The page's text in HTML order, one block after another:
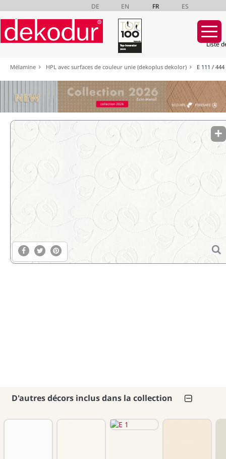
DE EN FR ES
Liste
contenu
Mélamine HPL avec surfaces de couleur unie (dekoplus dekolor) E 111 / 444
D'autres décors inclus dans la collection